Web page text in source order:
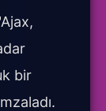
bir